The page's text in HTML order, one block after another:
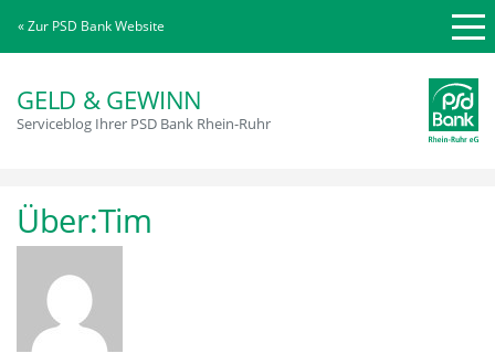
« Zur PSD Bank Website
GELD & GEWINN
Serviceblog Ihrer PSD Bank Rhein-Ruhr
Über:Tim